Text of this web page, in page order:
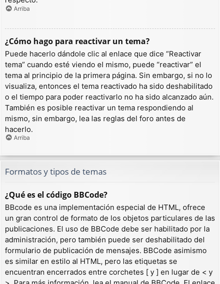
Arriba
¿Cómo hago para reactivar un tema?
Puede hacerlo dándole clic al enlace que dice “Reactivar
tema” cuando esté viendo el mismo, puede “reactivar” el
tema al principio de la primera página. Sin embargo, si no lo
visualiza, entonces el tema reactivado ha sido deshabilitado
o el tiempo para poder reactivarlo no ha sido alcanzado aún.
También es posible reactivar un tema respondiendo al
mismo, sin embargo, lea las reglas del foro antes de
hacerlo.
Arriba
Formatos y tipos de temas
¿Qué es el código BBCode?
BBcode es una implementación especial de HTML, ofrece
un gran control de formato de los objetos particulares de las
publicaciones. El uso de BBCode debe ser habilitado por la
administración, pero también puede ser deshabilitado del
formulario de publicación de mensajes. BBCode asimismo
es similar en estilo al HTML, pero las etiquetas se
encuentran encerrados entre corchetes [ y ] en lugar de < y